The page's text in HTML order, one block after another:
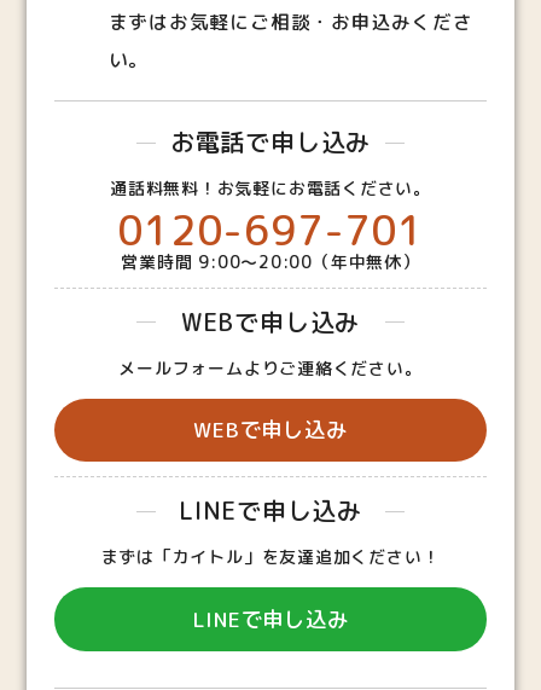
まずはお気軽にご相談・お申込みくださ
い。
お電話で申し込み
通話料無料！お気軽にお電話ください。
0120-697-701
営業時間 9:00～20:00（年中無休）
WEBで申し込み
メールフォームよりご連絡ください。
WEBで申し込み
LINEで申し込み
まずは「カイトル」を友達追加ください！
LINEで申し込み